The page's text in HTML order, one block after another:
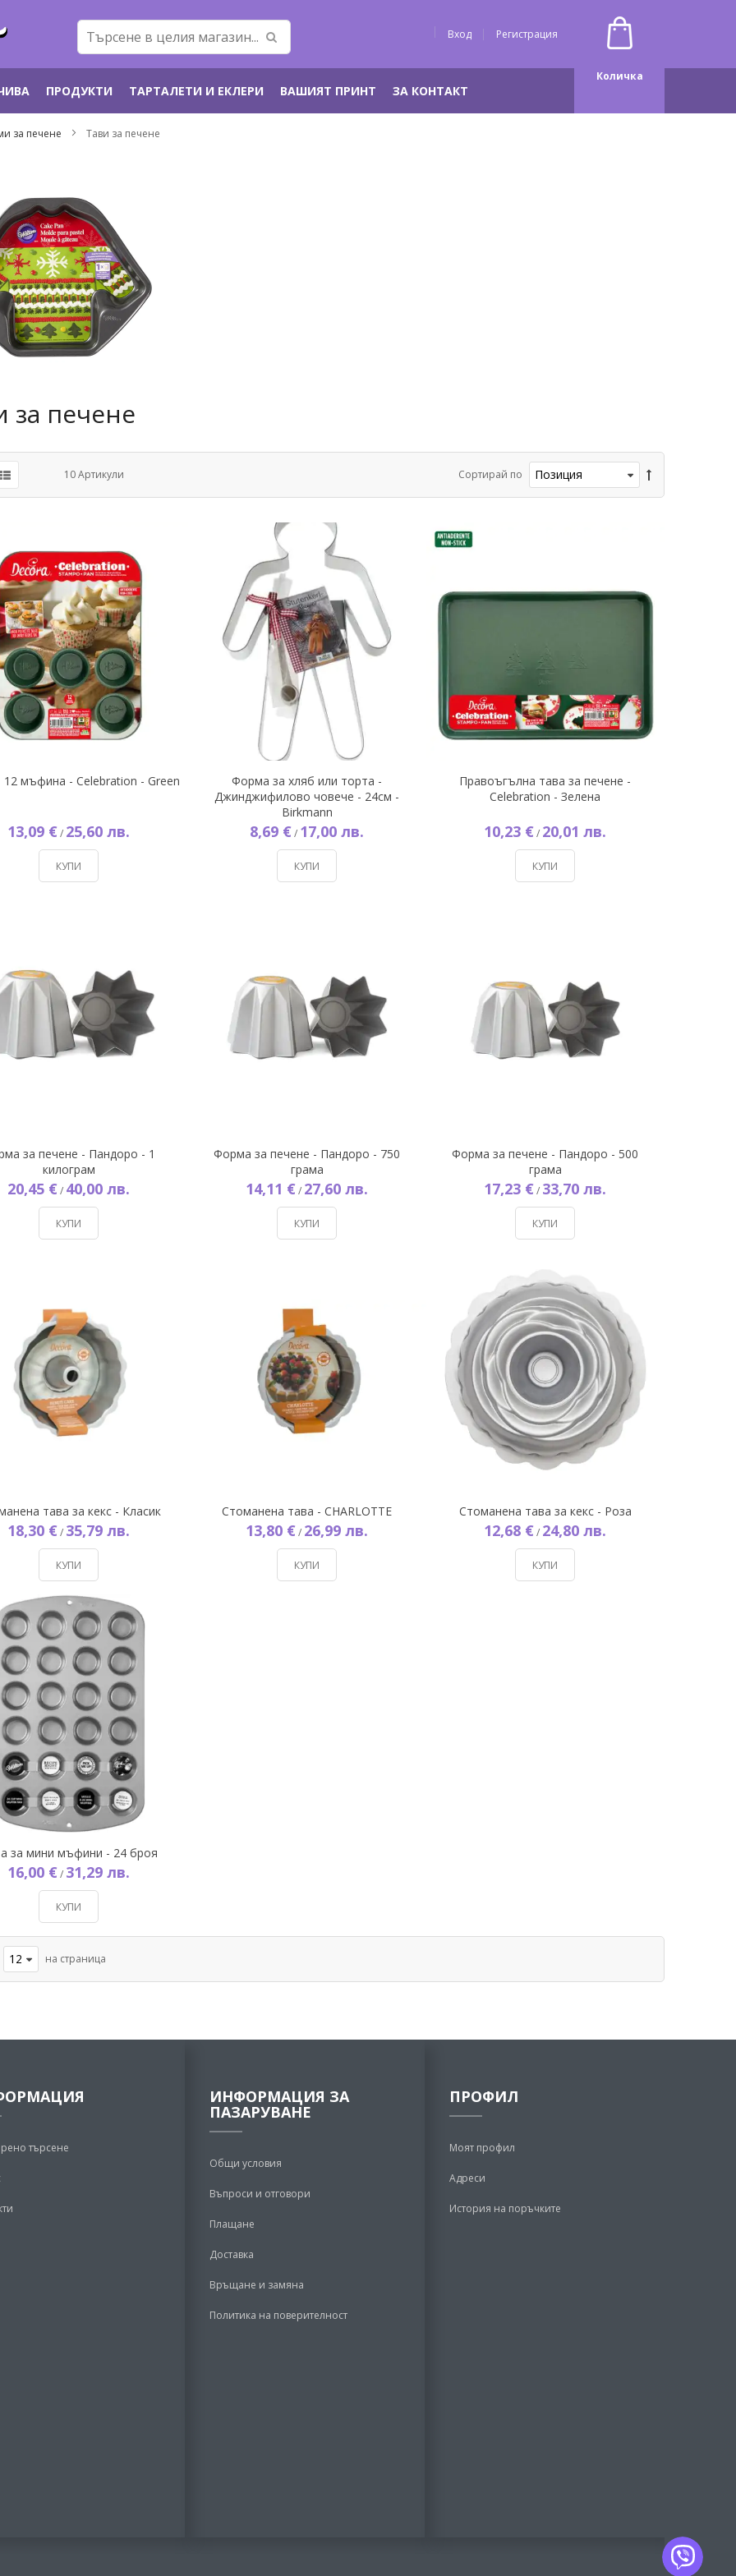
Вход Регистрация
Количка
ПРОДУКТИ ТАРТАЛЕТИ И ЕКЛЕРИ ВАШИЯТ ПРИНТ ЗА КОНТАКТ
за печене Тави за печене
за печене
10Артикули Сортирай по
12 мъфина - Celebration - Green
13,09 € / 25,60 лв.
КУПИ
Форма за хляб или торта -
Джинджифилово човече - 24см -
Birkmann
8,69 € / 17,00 лв.
КУПИ
Правоъгълна тава за печене -
Celebration - Зелена
10,23 € / 20,01 лв.
КУПИ
за печене - Пандоро - 1
килограм
20,45 € / 40,00 лв.
КУПИ
Форма за печене - Пандоро - 750
грама
14,11 € / 27,60 лв.
КУПИ
Форма за печене - Пандоро - 500
грама
17,23 € / 33,70 лв.
КУПИ
тава за кекс - Класик
18,30 € / 35,79 лв.
КУПИ
Стоманена тава - CHARLOTTE
13,80 € / 26,99 лв.
КУПИ
Стоманена тава за кекс - Роза
12,68 € / 24,80 лв.
КУПИ
за мини мъфини - 24 броя
16,00 € / 31,29 лв.
КУПИ
на страница
търсене
ИНФОРМАЦИЯ ЗА
ПАЗАРУВАНЕ
Общи условия
Въпроси и отговори
Плащане
Доставка
Връщане и замяна
Политика на поверителност
ПРОФИЛ
Моят профил
Адреси
История на поръчките